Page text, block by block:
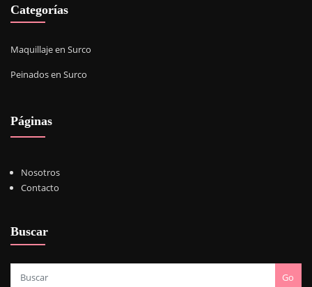
Categorías
Maquillaje en Surco
Peinados en Surco
Páginas
Nosotros
Contacto
Buscar
Go